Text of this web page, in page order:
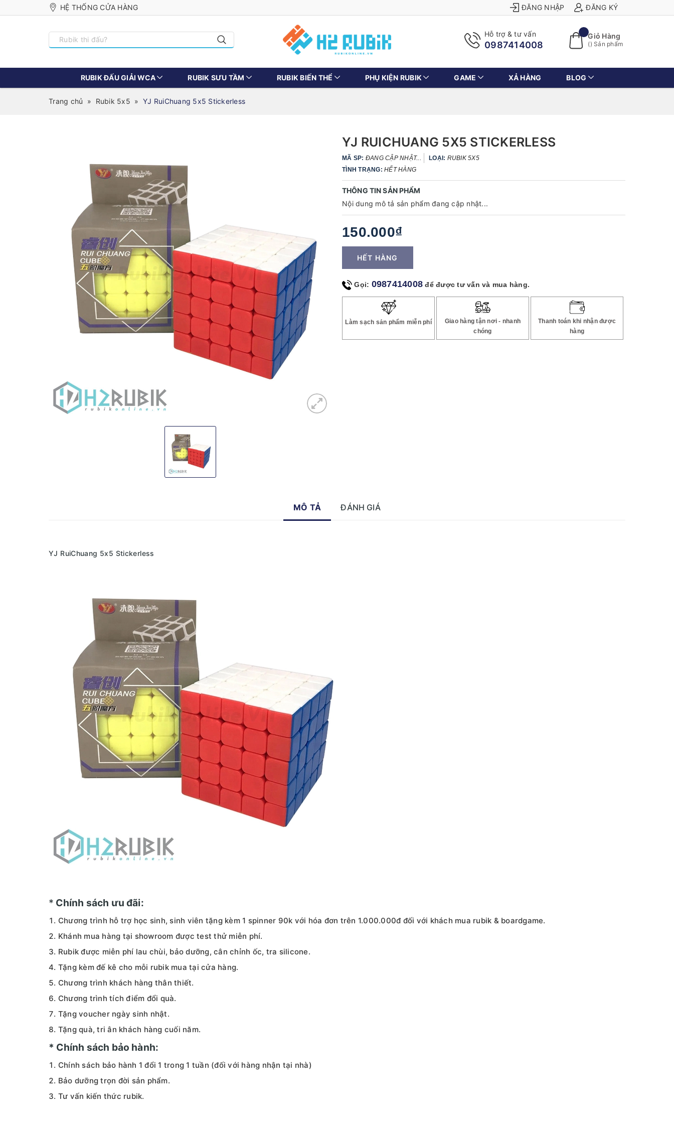
HỆ THỐNG CỬA HÀNG ĐĂNG NHẬP ĐĂNG KÝ
Hỗ trợ & tư vấn
0987414008
Giỏ Hàng
() Sản phẩm
RUBIK ĐẤU GIẢI WCA RUBIK SƯU TẦM RUBIK BIẾN THỂ PHỤ KIỆN RUBIK GAME XẢ HÀNG BLOG
Trang chủ » Rubik 5x5 » YJ RuiChuang 5x5 Stickerless
YJ RUICHUANG 5X5 STICKERLESS
MÃ SP: ĐANG CẬP NHẬT... LOẠI: RUBIK 5X5
TÌNH TRẠNG: HẾT HÀNG
THÔNG TIN SẢN PHẨM
Nội dung mô tả sản phẩm đang cập nhật...
150.000₫
HẾT HÀNG
Gọi: 0987414008 để được tư vấn và mua hàng.
Làm sạch sản phẩm miễn phí
Giao hàng tận nơi - nhanh
chóng
Thanh toán khi nhận được
hàng
MÔ TẢ ĐÁNH GIÁ
YJ RuiChuang 5x5 Stickerless
* Chính sách ưu đãi:
Chương trình hỗ trợ học sinh, sinh viên tặng kèm 1 spinner 90k với hóa đơn trên 1.000.000đ đối với khách mua rubik & boardgame.
Khánh mua hàng tại showroom được test thử miễn phí.
Rubik được miễn phí lau chùi, bảo dưỡng, cân chỉnh ốc, tra silicone.
Tặng kèm đế kê cho mỗi rubik mua tại cửa hàng.
Chương trình khách hàng thân thiết.
Chương trình tích điểm đổi quà.
Tặng voucher ngày sinh nhật.
Tặng quà, tri ân khách hàng cuối năm.
* Chính sách bảo hành:
Chính sách bảo hành 1 đổi 1 trong 1 tuần (đối với hàng nhận tại nhà)
Bảo dưỡng trọn đời sản phẩm.
Tư vấn kiến thức rubik.